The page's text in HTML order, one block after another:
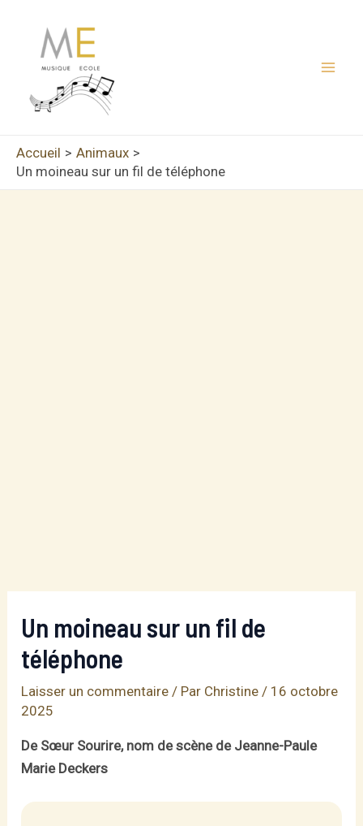
contenu
Accueil
Animaux
Un moineau sur un fil de téléphone
Un moineau sur un fil de
téléphone
Laisser un commentaire / Par Christine/ 16 octobre
2025
De Sœur Sourire, nom de scène de Jeanne-Paule
Marie Deckers